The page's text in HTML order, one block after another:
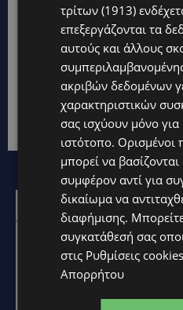
Η ΑΝΑΣΚΟΠΗΣΗ ΤΟΥ
κάλπες, κρίσεις και
CALENDAR 3 Ιουνίου, 2026
Ένας πυκνός μήνας σε πολλά
2026 ήταν ένας μήνας με
οικονομικό, κοινωνικό
Επικοινωνία:
τρίτων (1913)
επεξεργάζονται τα
αυτούς και άλλους
ακριβών δεδομένων
χαρακτηριστικών
σας ισχύουν μόνο
ιστότοπο. Ορισμένοι
μπορεί να
συμφέρον αντί για
δικαίωμα να
διαφήμισης.
συγκατάθεσή σας
στις Ρυθμίσεις cookies
Απορρήτου